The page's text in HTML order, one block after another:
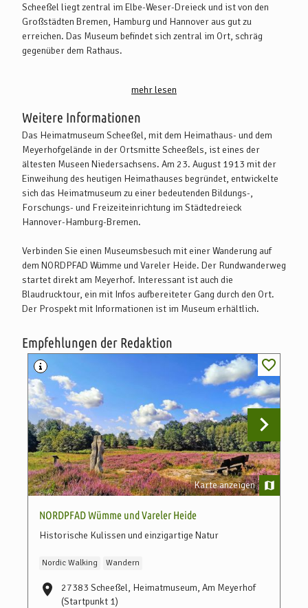
Scheeßel liegt zentral im Elbe-Weser-Dreieck und ist von den
Großstädten Bremen, Hamburg und Hannover aus gut zu
erreichen. Das Museum befindet sich zentral im Ort, schräg
gegenüber dem Rathaus.
Sie erreichen Scheeßel von Bremen oder Hamburg aus über die
Abfahrt Sittensen (dann die L 130 über Helvesiek Richtung
Scheeßel). Das Museum ist an der B 75, die durch Scheeßel führt,
ausgeschildert.
Mit öffentlichen Verkehrsmitteln:
Scheeßel ist gut per Bahn erreichbar. Der Bahnhof ist etwa 1,5
km vom Museum entfernt und ist zu Fuß oder mit dem Bürgerbus
zu erreichen. Die Bahngesellschaft "metronom" bietet mit dem
und Bremen an, in der auch eine Fahrradmitnahme möglich ist.
Weitere Infos zu den Bahn- und Busverbindungen finden Sie unter
www.bahn.de, www.vnn.de und www.vbn.de. Seit Ende 2019
befindet sich Scheeßel auch im Verkehrsverbund (HVV).
mehr lesen
Weitere Informationen
Das Heimatmuseum Scheeßel, mit dem Heimathaus- und dem
Meyerhofgelände in der Ortsmitte Scheeßels, ist eines der
ältesten Museen Niedersachsens. Am 23. August 1913 mit der
Einweihung des heutigen Heimathauses begründet, entwickelte
sich das Heimatmuseum zu einer bedeutenden Bildungs-,
Forschungs- und Freizeiteinrichtung im Städtedreieck
Hannover-Hamburg-Bremen.
Verbinden Sie einen Museumsbesuch mit einer Wanderung auf
dem NORDPFAD Wümme und Vareler Heide. Der Rundwanderweg
startet direkt am Meyerhof. Interessant ist auch die
Blaudrucktour, ein mit Infos aufbereiteter Gang durch den Ort.
Der Prospekt mit Informationen ist im Museum erhältlich.
Empfehlungen der Redaktion
Karte anzeigen
NORDPFAD Wümme und Vareler Heide
Historische Kulissen und einzigartige Natur
27383 Scheeßel, Heimatmuseum, Am Meyerhof
(Startpunkt 1)
Nordic Walking Wandern